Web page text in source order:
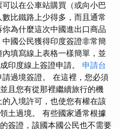
以在公車站購買（或向小巴
比鐵路上少得多，而且通常
為什麼這次中國進出口商品
國公民獲得印度簽證非常簡
填寫線上表格一樣簡單，並
印度線上簽證申請。 申請台
過境簽證。 在這裡，您必須
且您有從那裡繼續旅行的機
入境許可，也使您有權在該
土過境。 有些國家通常根據
簽證，該國本國公民也不需要